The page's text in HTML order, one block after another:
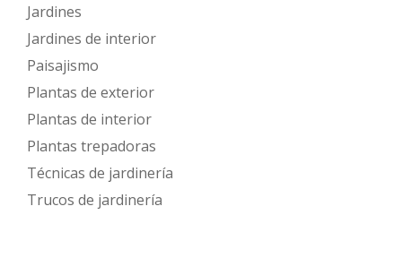
Jardines
Jardines de interior
Paisajismo
Plantas de exterior
Plantas de interior
Plantas trepadoras
Técnicas de jardinería
Trucos de jardinería